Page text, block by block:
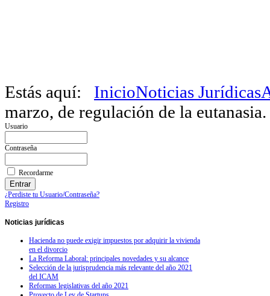
Estás aquí: InicioNoticias Jurídicas
marzo, de regulación de la eutanasia.
Usuario
Contraseña
Recordarme
¿Perdiste tu Usuario/Contraseña?
Registro
Noticias jurídicas
Hacienda no puede exigir impuestos por adquirir la vivienda
en el divorcio
La Reforma Laboral: principales novedades y su alcance
Selección de la jurisprudencia más relevante del año 2021
del ICAM
Reformas legislativas del año 2021